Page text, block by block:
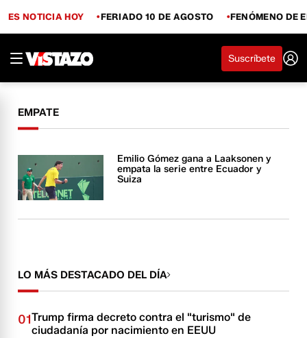
ES NOTICIA HOY FERIADO 10 DE AGOSTO FENÓMENO DE
Suscríbete
EMPATE
Emilio Gómez gana a Laaksonen y
empata la serie entre Ecuador y
Suiza
LO MÁS DESTACADO DEL DÍA
01Trump firma decreto contra el "turismo" de
ciudadanía por nacimiento en EEUU